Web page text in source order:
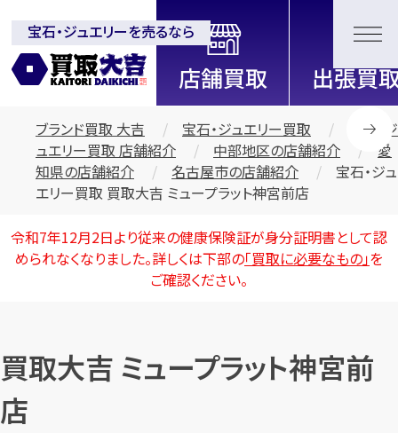
全国2200店舗以上展開中！信頼と実績の買取専門店「買取大
吉」
宝石・ジュエリーを売るなら
ブランド買取 大吉 宝石・ジュエリー買取
宝石・ジ
ュエリー買取 店舗紹介
中部地区の店舗紹介
愛
知県の店舗紹介
名古屋市の店舗紹介
宝石・ジュ
エリー買取 買取大吉 ミュープラット神宮前店
令和7年12月2日より従来の健康保険証が身分証明書として認
められなくなりました。詳しくは下部の「買取に必要なもの」を
ご確認ください。
買取大吉 ミュープラット神宮前
店